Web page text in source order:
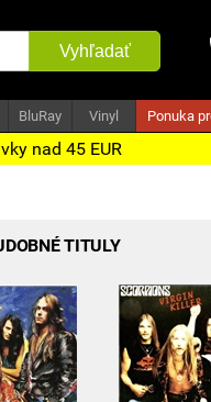
Vyhľadať
BluRay Vinyl Ponuka
nad 45 EUR
TITULY